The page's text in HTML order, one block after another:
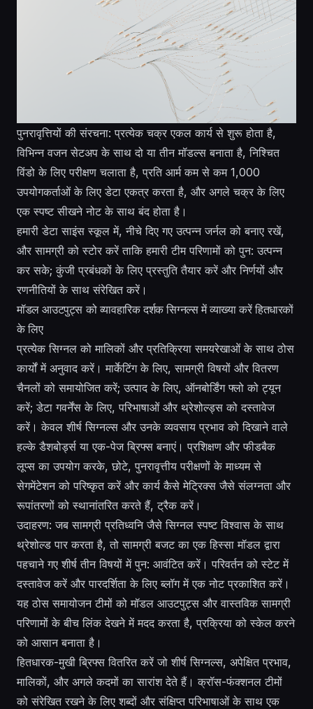
पुनरावृत्तियों की संरचना: प्रत्येक चक्र एकल कार्य से शुरू होता है,
विभिन्न वजन सेटअप के साथ दो या तीन मॉडल्स बनाता है, निश्चित
विंडो के लिए परीक्षण चलाता है, प्रति आर्म कम से कम 1,000
उपयोगकर्ताओं के लिए डेटा एकत्र करता है, और अगले चक्र के लिए
एक स्पष्ट सीखने नोट के साथ बंद होता है।
हमारी डेटा साइंस स्कूल में, नीचे दिए गए उत्पन्न जर्नल को बनाए रखें,
और सामग्री को स्टोर करें ताकि हमारी टीम परिणामों को पुन: उत्पन्न
कर सके; कुंजी प्रबंधकों के लिए प्रस्तुति तैयार करें और निर्णयों और
रणनीतियों के साथ संरेखित करें।
मॉडल आउटपुट्स को व्यावहारिक दर्शक सिग्नल्स में व्याख्या करें हितधारकों
के लिए
प्रत्येक सिग्नल को मालिकों और प्रतिक्रिया समयरेखाओं के साथ ठोस
कार्यों में अनुवाद करें। मार्केटिंग के लिए, सामग्री विषयों और वितरण
चैनलों को समायोजित करें; उत्पाद के लिए, ऑनबोर्डिंग फ्लो को ट्यून
करें; डेटा गवर्नेंस के लिए, परिभाषाओं और थ्रेशोल्ड्स को दस्तावेज
करें। केवल शीर्ष सिग्नल्स और उनके व्यवसाय प्रभाव को दिखाने वाले
हल्के डैशबोर्ड्स या एक-पेज ब्रिफ्स बनाएं। प्रशिक्षण और फीडबैक
लूप्स का उपयोग करके, छोटे, पुनरावृत्तीय परीक्षणों के माध्यम से
सेगमेंटेशन को परिष्कृत करें और कार्य कैसे मेट्रिक्स जैसे संलग्नता और
रूपांतरणों को स्थानांतरित करते हैं, ट्रैक करें।
उदाहरण: जब सामग्री प्रतिध्वनि जैसे सिग्नल स्पष्ट विश्वास के साथ
थ्रेशोल्ड पार करता है, तो सामग्री बजट का एक हिस्सा मॉडल द्वारा
पहचाने गए शीर्ष तीन विषयों में पुन: आवंटित करें। परिवर्तन को स्टेट में
दस्तावेज करें और पारदर्शिता के लिए ब्लॉग में एक नोट प्रकाशित करें।
यह ठोस समायोजन टीमों को मॉडल आउटपुट्स और वास्तविक सामग्री
परिणामों के बीच लिंक देखने में मदद करता है, प्रक्रिया को स्केल करने
को आसान बनाता है।
हितधारक-मुखी ब्रिफ्स वितरित करें जो शीर्ष सिग्नल्स, अपेक्षित प्रभाव,
मालिकों, और अगले कदमों का सारांश देते हैं। क्रॉस-फंक्शनल टीमों
को संरेखित रखने के लिए शब्दों और संक्षिप्त परिभाषाओं के साथ एक